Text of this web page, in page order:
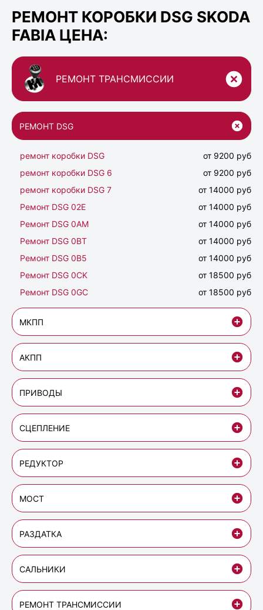
РЕМОНТ КОРОБКИ DSG SKODA
FABIA ЦЕНА:
РЕМОНТ ТРАНСМИССИИ
РЕМОНТ DSG
ремонт коробки DSG
от 9200 руб
ремонт коробки DSG 6
от 9200 руб
ремонт коробки DSG 7
от 14000 руб
Ремонт DSG 02Е
от 14000 руб
Ремонт DSG 0AM
от 14000 руб
Ремонт DSG 0BT
от 14000 руб
Ремонт DSG 0B5
от 14000 руб
Ремонт DSG 0CK
от 18500 руб
Ремонт DSG 0GC
от 18500 руб
МКПП
АКПП
ПРИВОДЫ
СЦЕПЛЕНИЕ
РЕДУКТОР
МОСТ
РАЗДАТКА
САЛЬНИКИ
РЕМОНТ ТРАНСМИССИИ